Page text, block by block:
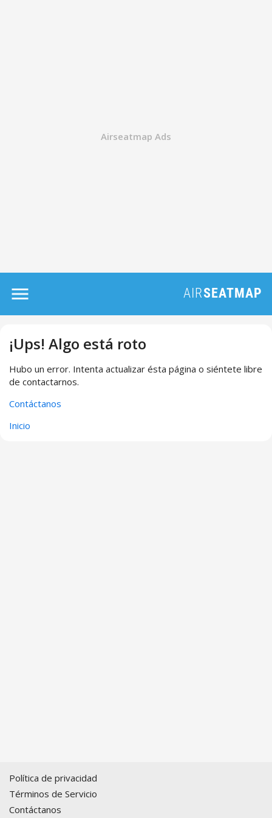
¡Ups! Algo está roto
Hubo un error. Intenta actualizar ésta página o siéntete libre
de contactarnos.
Contáctanos
Inicio
Política de privacidad
Términos de Servicio
Contáctanos